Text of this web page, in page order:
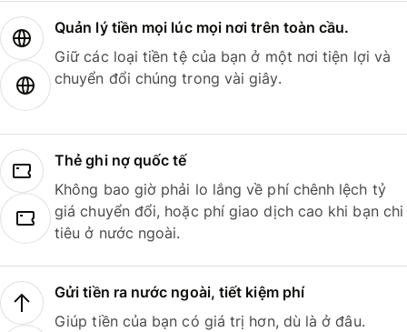
Quản lý tiền mọi lúc mọi nơi trên toàn cầu.
Giữ các loại tiền tệ của bạn ở một nơi tiện lợi và
chuyển đổi chúng trong vài giây.
Thẻ ghi nợ quốc tế
Không bao giờ phải lo lắng về phí chênh lệch tỷ
giá chuyển đổi, hoặc phí giao dịch cao khi bạn chi
tiêu ở nước ngoài.
Gửi tiền ra nước ngoài, tiết kiệm phí
Giúp tiền của bạn có giá trị hơn, dù là ở đâu.